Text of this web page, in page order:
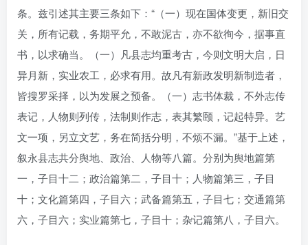
条。兹引述其主要三条如下：“（一）现在国体变更，新旧交
关，所有记载，务期平允，不敢泥古，亦不欲徇今，据事直
书，以求确当。（一）凡县志均重考古，今则文明大启，日
异月新，实业农工，必求有用。故凡有新政发明新制造者，
皆搜罗采择，以为发展之预备。（一）志书体裁，不外志传
表记，人物则列传，法制则作志，表其繁颐，记起特异。艺
文一项，另立文艺，务在简括分明，不烦不漏。”基于上述，
叙永县志共分舆地、政治、人物等八篇。分别为舆地篇第
一，子目十二；政治篇第二，子目十；人物篇第三，子目
十；文化篇第四，子目六；武备篇第五，子目七；交通篇第
六，子目六；实业篇第七，子目十；杂记篇第八，子目六。